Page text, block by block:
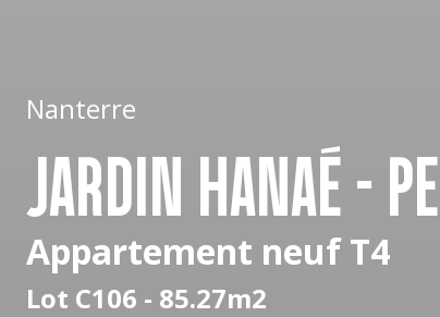
Nanterre
JARDIN HANAÉ -
Appartement neuf T4
Lot C106 - 85.27m2